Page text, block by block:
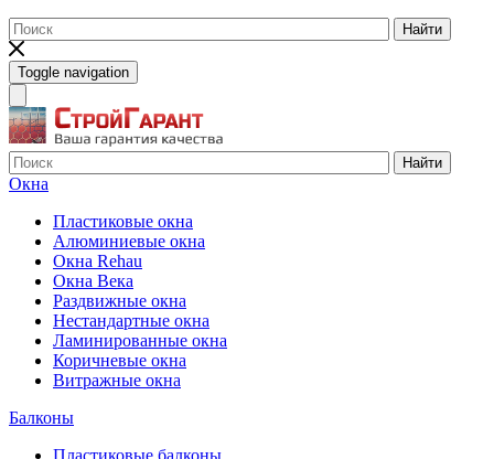
Найти
Toggle navigation
Найти
Окна
Пластиковые окна
Алюминиевые окна
Окна Rehau
Окна Века
Раздвижные окна
Нестандартные окна
Ламинированные окна
Коричневые окна
Витражные окна
Балконы